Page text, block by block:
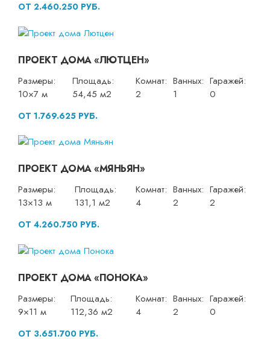
ОТ 2.460.250 РУБ.
ПРОЕКТ ДОМА «ЛЮТЦЕН»
Размеры:
10×7 м
Площадь:
54,45 м2
Комнат:
2
Ванных:
1
Гаражей:
0
ОТ 1.769.625 РУБ.
ПРОЕКТ ДОМА «МЯНЬЯН»
Размеры:
13×13 м
Площадь:
131,1 м2
Комнат:
4
Ванных:
2
Гаражей:
2
ОТ 4.260.750 РУБ.
ПРОЕКТ ДОМА «ПОНОКА»
Размеры:
9×11 м
Площадь:
112,36 м2
Комнат:
4
Ванных:
2
Гаражей:
0
ОТ 3.651.700 РУБ.